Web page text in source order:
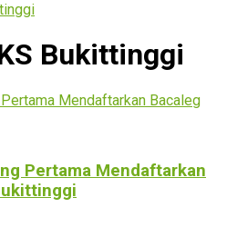
Bukittinggi
Pertama Mendaftarkan